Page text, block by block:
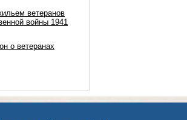
ветеранов
войны 1941
о ветеранах